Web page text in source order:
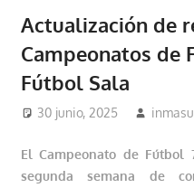
Actualización de
Campeonatos de
Fútbol Sala
30 junio, 2025
El Campeonato de Fútbol
segunda semana de